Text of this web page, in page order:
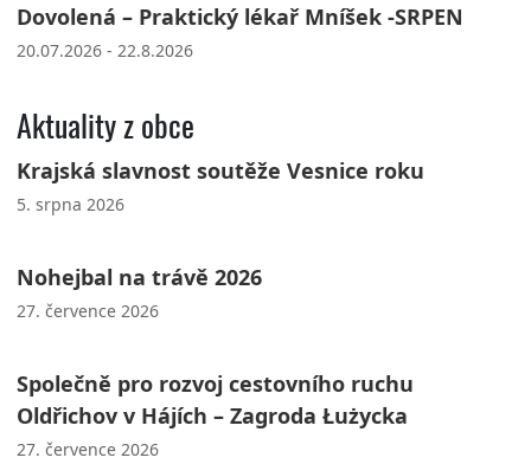
Dovolená – Praktický lékař Mníšek -SRPEN
20.07.2026 - 22.8.2026
Aktuality z obce
Krajská slavnost soutěže Vesnice roku
5. srpna 2026
Nohejbal na trávě 2026
27. července 2026
Společně pro rozvoj cestovního ruchu
Oldřichov v Hájích – Zagroda Łużycka
27. července 2026